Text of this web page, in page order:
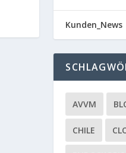
Kunden_News
AVVM
CHILE